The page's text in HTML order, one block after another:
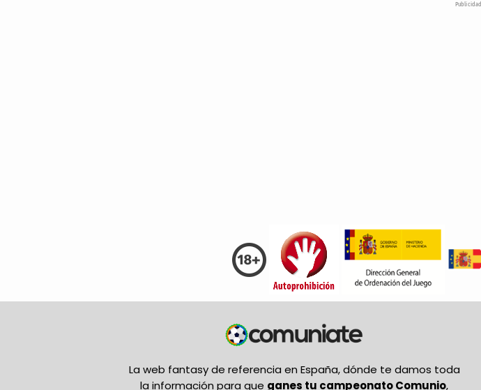
Publicidad
La web fantasy de referencia en España, dónde te damos toda
la información para que ganes tu campeonato Comunio,